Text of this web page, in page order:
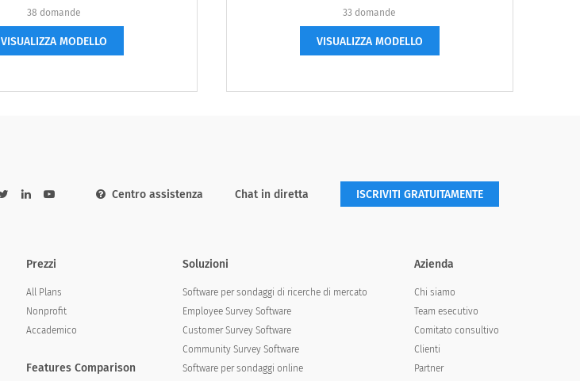
38 domande
VISUALIZZA MODELLO
33 domande
VISUALIZZA MODELLO
Centro assistenza Chat in diretta ISCRIVITI GRATUITAMENTE
Prezzi
All Plans
Nonprofit
Accademico
Features Comparison
Soluzioni
Software per sondaggi di ricerche di mercato
Employee Survey Software
Customer Survey Software
Community Survey Software
Software per sondaggi online
Azienda
Chi siamo
Team esecutivo
Comitato consultivo
Clienti
Partner